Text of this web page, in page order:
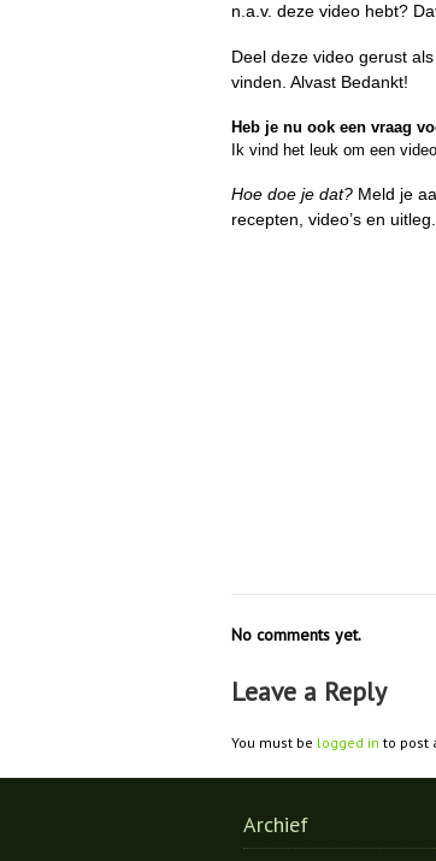
n.a.v. deze video hebt?
Deel deze video gerust
vinden. Alvast Bedankt!
Heb je nu ook een vraag
Ik vind het leuk om een
Hoe doe je dat? Meld je
recepten, video’s en
No comments yet.
Leave a Reply
You must be logged in to post
Archief